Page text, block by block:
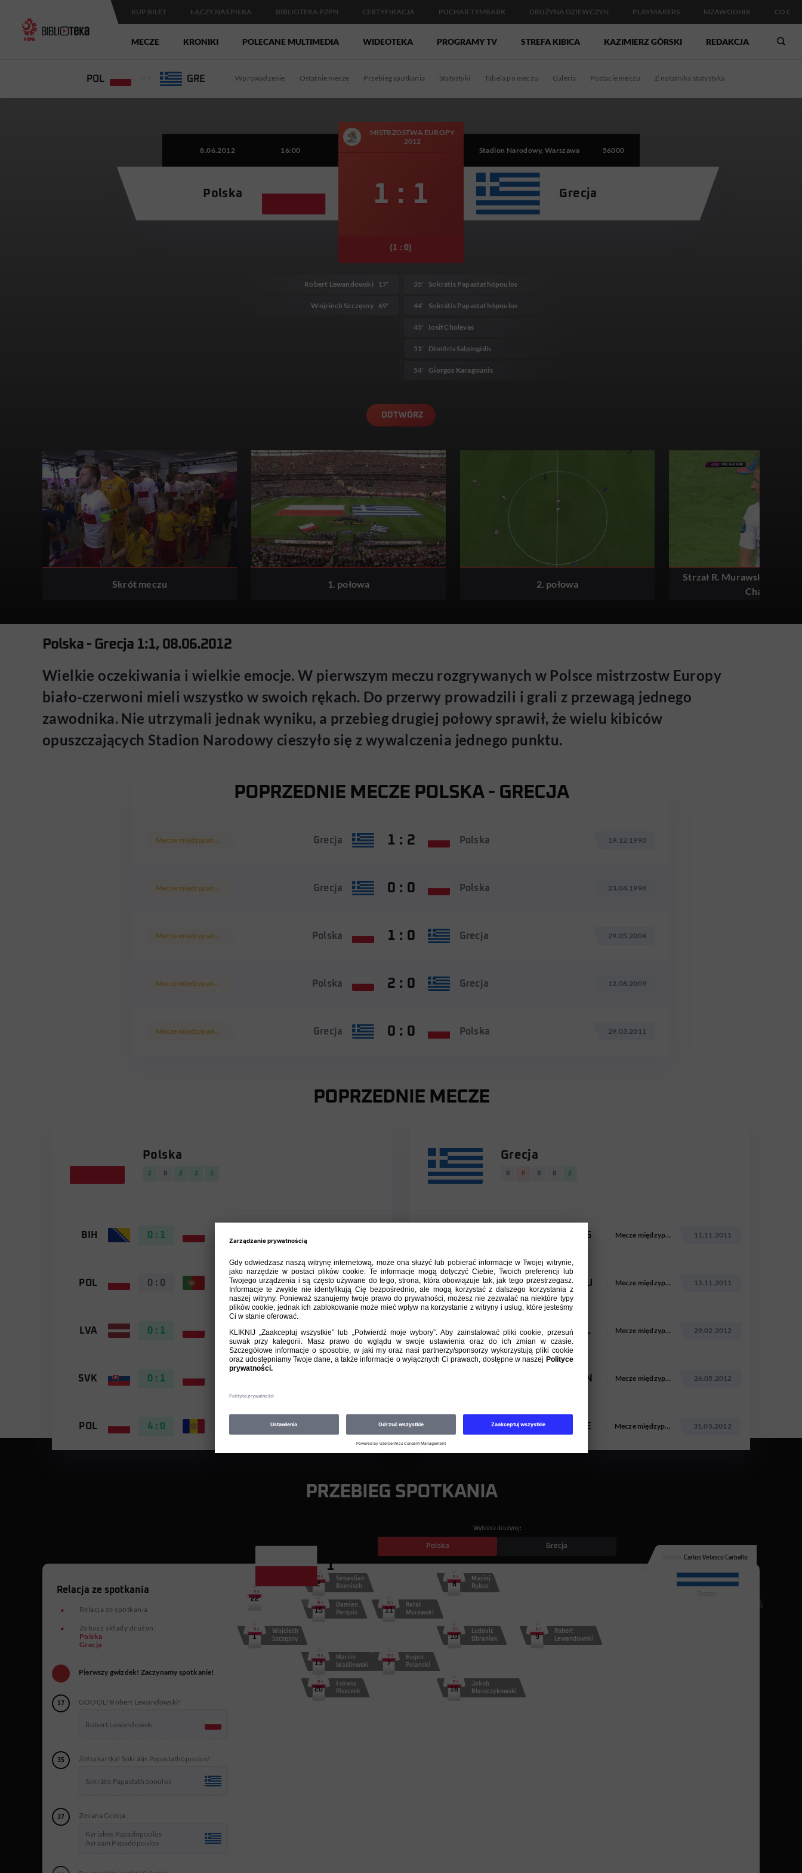
KUP BILET ŁĄCZY NAS PIŁKA BIBLIOTEKA PZPN CERTYFIKACJA PUCHAR TYMBARK DRUŻYNA DZIEWCZYN PLAYMAKERS MZAWODNIK CO
MECZE KRONIKI POLECANE MULTIMEDIA WIDEOTEKA PROGRAMY TV STREFA KIBICA KAZIMIERZ GÓRSKI REDAKCJA
POL GRE Wprowadzenie Ostatnie mecze Przebieg spotkania Statystyki Tabela po meczu Galeria Postacie meczu Z notatnika statystyka
8.06.2012 16:00
Polska
MISTRZOSTWA EUROPY
2012
1 : 1
(1 : 0)
Stadion Narodowy, Warszawa 56000
Grecja
Robert Lewandowski 17'
Wojciech Szczęsny 69'
Sokrátis Papastathópoulos
35'
Sokrátis Papastathópoulos
44'
Iosif Cholevas
45'
Dimítris Salpingídis
51'
Giorgos Karagounis
54'
ODTWÓRZ
Skrót meczu 1. połowa 2. połowa
Strzał R. Murawskiego,
Chalkiasa
Polska - Grecja 1:1, 08.06.2012
Wielkie oczekiwania i wielkie emocje. W pierwszym meczu rozgrywanych w Polsce mistrzostw Europy
biało-czerwoni mieli wszystko w swoich rękach. Do przerwy prowadzili i grali z przewagą jednego
zawodnika. Nie utrzymali jednak wyniku, a przebieg drugiej połowy sprawił, że wielu kibiców
opuszczających Stadion Narodowy cieszyło się z wywalczenia jednego punktu.
POPRZEDNIE MECZE POLSKA - GRECJA
Mecze międzypaństwowe 19.12.1990
Grecja 1 : 2 Polska
Mecze międzypaństwowe 23.04.1994
Grecja 0 : 0 Polska
Mecze międzypaństwowe 29.05.2004
Polska 1 : 0 Grecja
Mecze międzypaństwowe 12.08.2009
Polska 2 : 0 Grecja
Mecze międzypaństwowe 29.03.2011
Grecja 0 : 0 Polska
POPRZEDNIE MECZE
Polska
Z R Z Z Z
BIH 0 : 1
POL 0 : 0 POR Mecze międzypaństwowe 29.02.2012
LVA 0 : 1 POL Mecze międzypaństwowe 22.05.2012
SVK 0 : 1
POL 4 : 0
Grecja
R P R R Z
RUS Mecze międzypaństwowe 11.11.2011
GRE 1 : 3 ROU Mecze międzypaństwowe 15.11.2011
GRE 1 : 1 BEL Mecze międzypaństwowe 29.02.2012
SVN Mecze międzypaństwowe 26.05.2012
0 : 1 GRE Mecze międzypaństwowe 31.05.2012
PRZEBIEG SPOTKANIA
Relacja ze spotkania
Relacja ze spotkania
Zobacz składy drużyn:
Polska
Grecja
Pierwszy gwizdek! Zaczynamy spotkanie!
17 GOOOL! Robert Lewandowski!
Robert Lewandowski
35 Żółta kartka! Sokrátis Papastathópoulos!
Sokrátis Papastathópoulos
37 Zmiana Grecja.
Kyriakos Papadopoulos
Avraám Papadópoulos
Wybierz drużynę:
Polska Grecja
1
Carlos Velasco Carballo
1
Wojciech
Szczęsny
2
Sebastian
Boenisch
15
Damien
Perquis
13
Marcin
Wasilewski
20
Łukasz
Piszczek
11
Rafał
Murawski
7
Eugen
Polanski
8
Maciej
Rybus
10
Ludovic
Obraniak
16
Jakub
Błaszczykowski
9
Robert
Lewandowski
22